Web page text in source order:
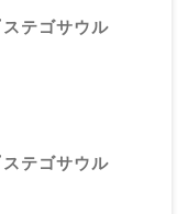
テゴサウル
ステゴサウル